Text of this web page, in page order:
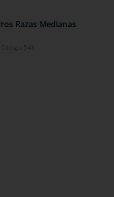
Razas Medianas
Código: 543